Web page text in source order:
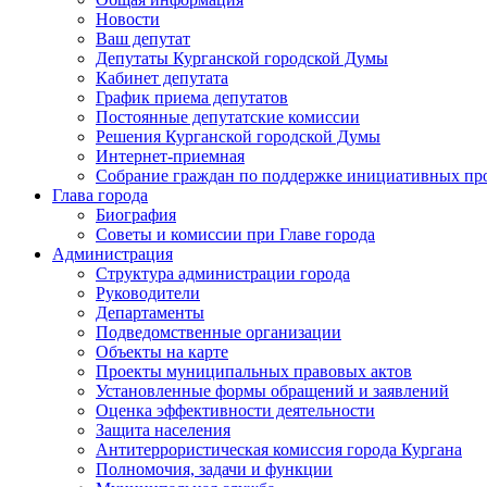
Новости
Ваш депутат
Депутаты Курганской городской Думы
Кабинет депутата
График приема депутатов
Постоянные депутатские комиссии
Решения Курганской городской Думы
Интернет-приемная
Собрание граждан по поддержке инициативных
Глава города
Биография
Советы и комиссии при Главе города
Администрация
Структура администрации города
Руководители
Департаменты
Подведомственные организации
Объекты на карте
Проекты муниципальных правовых актов
Установленные формы обращений и заявлений
Оценка эффективности деятельности
Защита населения
Антитеррористическая комиссия города Кургана
Полномочия, задачи и функции